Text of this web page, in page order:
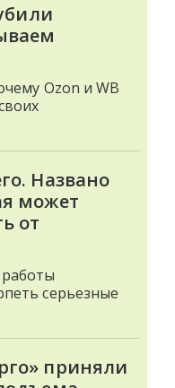
Ozon и WB
Названо
может
от
серьезные
приняли